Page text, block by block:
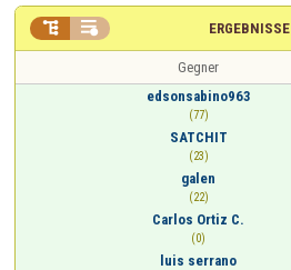
ERGEBNISSE
 
Gegner
edsonsabino963
(77)
SATCHIT
(23)
galen
(22)
Carlos Ortiz C.
(0)
luis serrano